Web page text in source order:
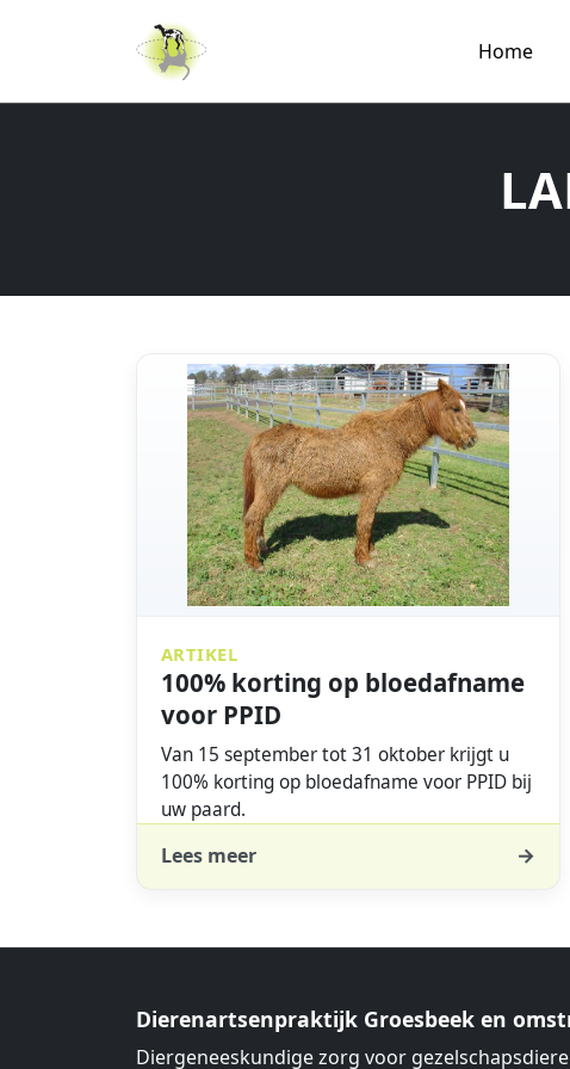
Home
ARTIKEL
100% korting op bloedafname
voor PPID
Van 15 september tot 31 oktober krijgt u
100% korting op bloedafname voor PPID bij
uw paard.
Lees meer
Dierenartsenpraktijk Groesbeek en
Diergeneeskundige zorg voor